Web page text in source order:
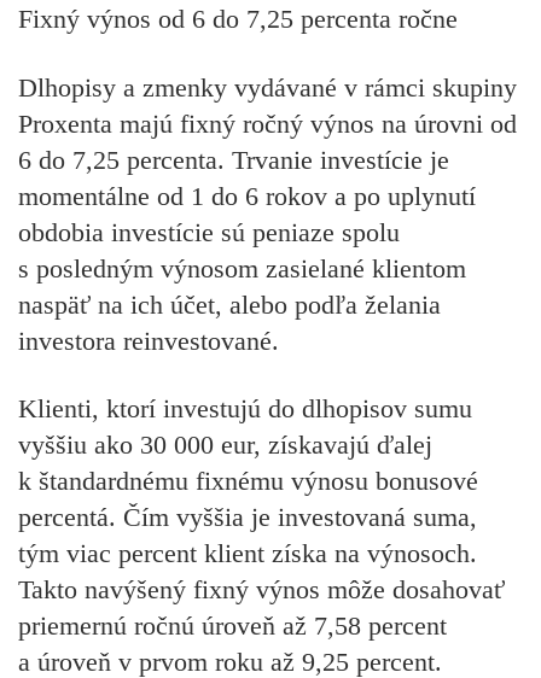
Fixný výnos od 6 do 7,25 percenta ročne
Dlhopisy a zmenky vydávané v rámci skupiny
Proxenta majú fixný ročný výnos na úrovni od
6 do 7,25 percenta. Trvanie investície je
momentálne od 1 do 6 rokov a po uplynutí
obdobia investície sú peniaze spolu
s posledným výnosom zasielané klientom
naspäť na ich účet, alebo podľa želania
investora reinvestované.
Klienti, ktorí investujú do dlhopisov sumu
vyššiu ako 30 000 eur, získavajú ďalej
k štandardnému fixnému výnosu bonusové
percentá. Čím vyššia je investovaná suma,
tým viac percent klient získa na výnosoch.
Takto navýšený fixný výnos môže dosahovať
priemernú ročnú úroveň až 7,58 percent
a úroveň v prvom roku až 9,25 percent.